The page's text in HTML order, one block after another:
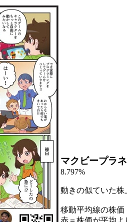
マクビープラ
8.797%
動きの似ていた
移動平均線の株価
赤＝株価が平均